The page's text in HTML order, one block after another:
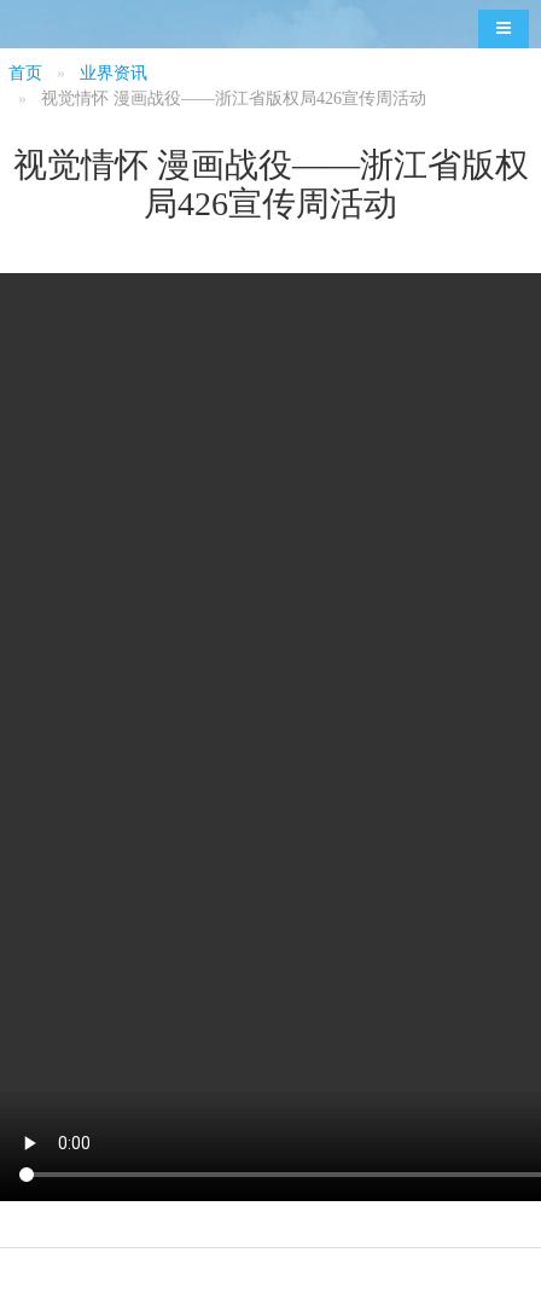
导航
首页
业界资讯
视觉情怀 漫画战役——浙江省版权局426宣传周活动
视觉情怀 漫画战役——浙江省版权
局426宣传周活动